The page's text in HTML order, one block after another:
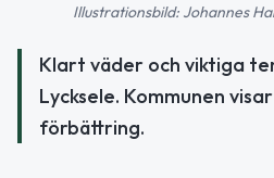
Illustrationsbild: Johannes
Klart väder och viktiga
Lycksele. Kommunen
förbättring.